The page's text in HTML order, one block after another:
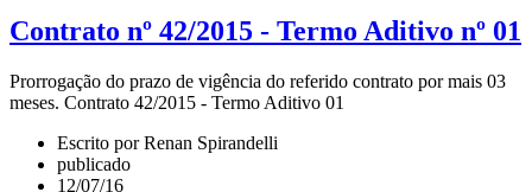
Contrato nº 42/2015 - Termo Aditivo nº 01
Prorrogação do prazo de vigência do referido contrato por mais 03
meses. Contrato 42/2015 - Termo Aditivo 01
Escrito por Renan Spirandelli
publicado
12/07/16